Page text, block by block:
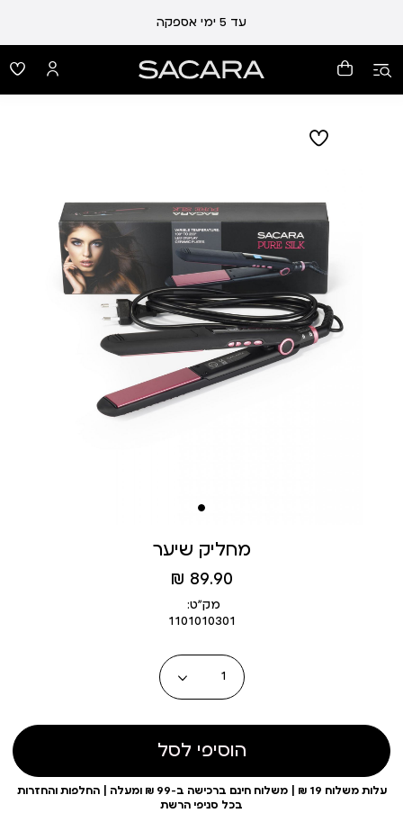
עד 5 ימי אספקה
מחליק שיער
מחיר
מוצר
89.90 ₪
מק״ט:
1101010301
כמות
הוסיפי לסל
עלות משלוח 19 ₪ | משלוח חינם ברכישה ב-99 ₪ ומעלה | החלפות והחזרות
בכל סניפי הרשת